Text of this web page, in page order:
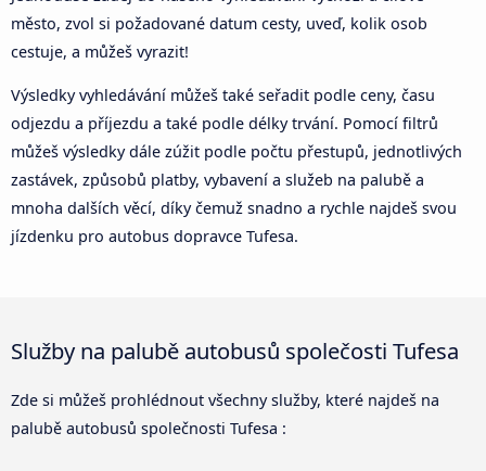
město, zvol si požadované datum cesty, uveď, kolik osob
cestuje, a můžeš vyrazit!
Výsledky vyhledávání můžeš také seřadit podle ceny, času
odjezdu a příjezdu a také podle délky trvání. Pomocí filtrů
můžeš výsledky dále zúžit podle počtu přestupů, jednotlivých
zastávek, způsobů platby, vybavení a služeb na palubě a
mnoha dalších věcí, díky čemuž snadno a rychle najdeš svou
jízdenku pro autobus dopravce Tufesa.
Služby na palubě autobusů společosti Tufesa
Zde si můžeš prohlédnout všechny služby, které najdeš na
palubě autobusů společnosti Tufesa :